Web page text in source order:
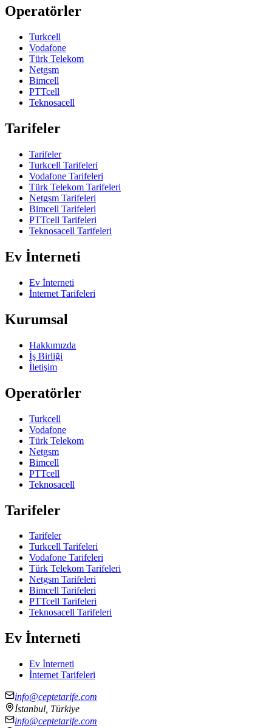
Operatörler
Turkcell
Vodafone
Türk Telekom
Netgsm
Bimcell
PTTcell
Teknosacell
Tarifeler
Tarifeler
Turkcell Tarifeleri
Vodafone Tarifeleri
Türk Telekom Tarifeleri
Netgsm Tarifeleri
Bimcell Tarifeleri
PTTcell Tarifeleri
Teknosacell Tarifeleri
Ev İnterneti
Ev İnterneti
İnternet Tarifeleri
Kurumsal
Hakkımızda
İş Birliği
İletişim
Operatörler
Turkcell
Vodafone
Türk Telekom
Netgsm
Bimcell
PTTcell
Teknosacell
Tarifeler
Tarifeler
Turkcell Tarifeleri
Vodafone Tarifeleri
Türk Telekom Tarifeleri
Netgsm Tarifeleri
Bimcell Tarifeleri
PTTcell Tarifeleri
Teknosacell Tarifeleri
Ev İnterneti
Ev İnterneti
İnternet Tarifeleri
info@ceptetarife.com
İstanbul, Türkiye
info@ceptetarife.com